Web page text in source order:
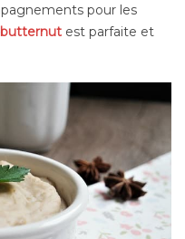
pour les
est parfaite et